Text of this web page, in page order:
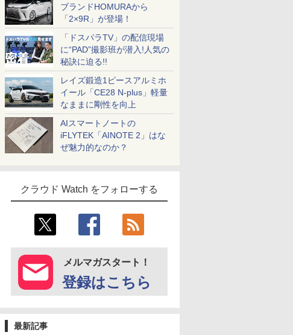
ブランドHOMURAから
「2×9R」が登場！
「ドスパラTV」の配信現場
に“PAD”撮影班が潜入!人気の
秘訣に迫る!!
レイズ鍛造1ピースアルミホ
イール「CE28 N-plus」軽量
なままに剛性を向上
AIスマートノートの
iFLYTEK「AINOTE 2」はな
ぜ魅力的なのか？
クラウド Watch をフォローする
メルマガスタート！
登録はこちら
最新記事